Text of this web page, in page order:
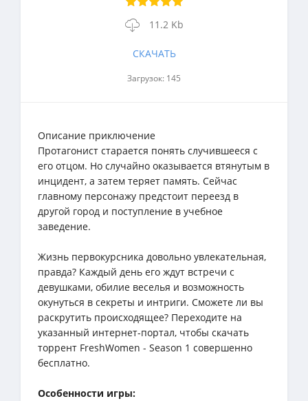
11.2 Kb
СКАЧАТЬ
Загрузок: 145
Описание приключение
Протагонист старается понять случившееся с
его отцом. Но случайно оказывается втянутым в
инцидент, а затем теряет память. Сейчас
главному персонажу предстоит переезд в
другой город и поступление в учебное
заведение.
Жизнь первокурсника довольно увлекательная,
правда? Каждый день его ждут встречи с
девушками, обилие веселья и возможность
окунуться в секреты и интриги. Сможете ли вы
раскрутить происходящее? Переходите на
указанный интернет-портал, чтобы скачать
торрент FreshWomen - Season 1 совершенно
бесплатно.
Особенности игры: